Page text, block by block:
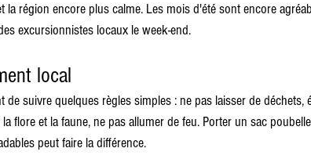
région encore plus calme. Les mois d'été sont encore
excursionnistes locaux le week-end.
local
suivre quelques règles simples : ne pas laisser de déchets,
flore et la faune, ne pas allumer de feu. Porter un sac
peut faire la différence.